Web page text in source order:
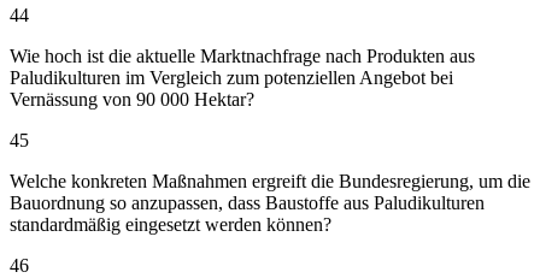
44
Wie hoch ist die aktuelle Marktnachfrage nach Produkten aus
Paludikulturen im Vergleich zum potenziellen Angebot bei
Vernässung von 90 000 Hektar?
45
Welche konkreten Maßnahmen ergreift die Bundesregierung, um die
Bauordnung so anzupassen, dass Baustoffe aus Paludikulturen
standardmäßig eingesetzt werden können?
46